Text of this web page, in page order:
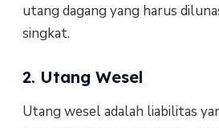
utang dagang yang harus
singkat.
2. Utang Wesel
Utang wesel adalah liabilitas